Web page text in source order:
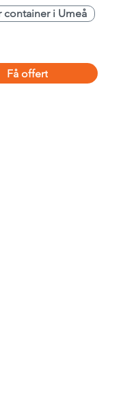
container i Umeå
Få offert